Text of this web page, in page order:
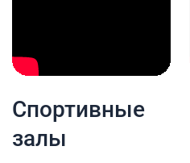
Спортивные
залы